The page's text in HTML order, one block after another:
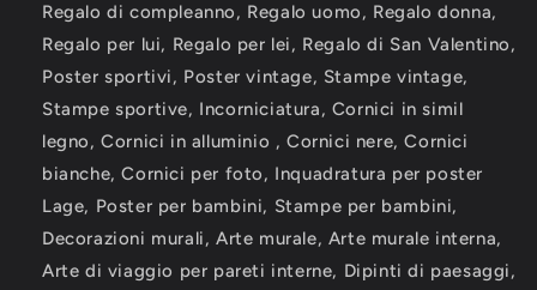
Regalo di compleanno, Regalo uomo, Regalo donna,
Regalo per lui, Regalo per lei, Regalo di San Valentino,
Poster sportivi, Poster vintage, Stampe vintage,
Stampe sportive, Incorniciatura, Cornici in simil
legno, Cornici in alluminio , Cornici nere, Cornici
bianche, Cornici per foto, Inquadratura per poster
Lage, Poster per bambini, Stampe per bambini,
Decorazioni murali, Arte murale, Arte murale interna,
Arte di viaggio per pareti interne, Dipinti di paesaggi,